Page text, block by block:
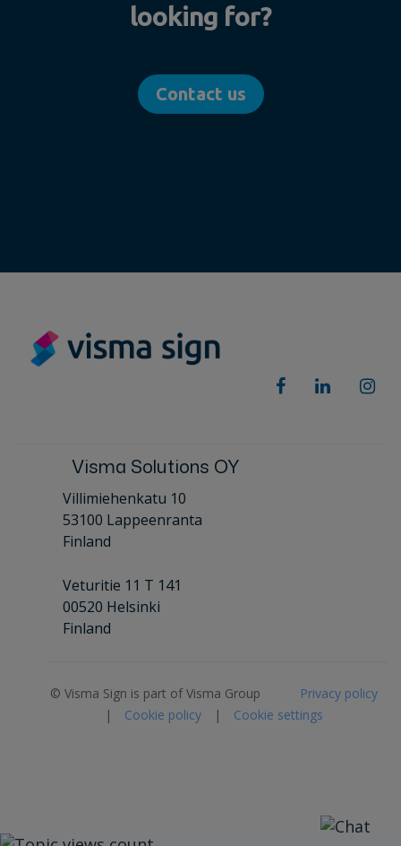
looking for?
Contact us
Visma Solutions OY
Villimiehenkatu 10
53100 Lappeenranta
Finland
Veturitie 11 T 141
00520 Helsinki
Finland
© Visma Sign is part of Visma Group
Privacy policy
|
Cookie policy | Cookie settings